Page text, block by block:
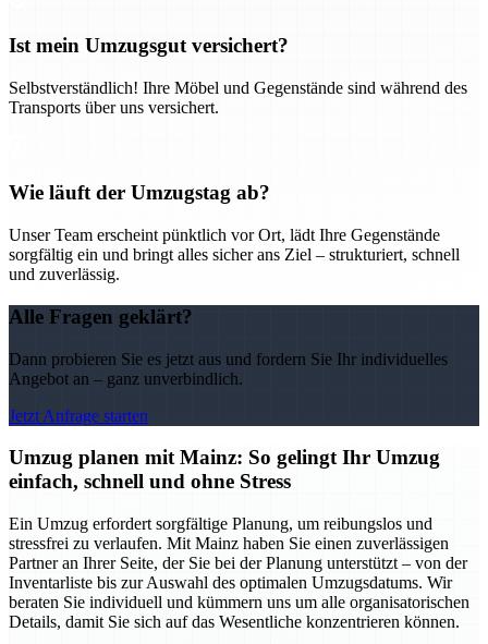
Ist mein Umzugsgut versichert?
Selbstverständlich! Ihre Möbel und Gegenstände sind während des
Transports über uns versichert.
Wie läuft der Umzugstag ab?
Unser Team erscheint pünktlich vor Ort, lädt Ihre Gegenstände
sorgfältig ein und bringt alles sicher ans Ziel – strukturiert, schnell
und zuverlässig.
Alle Fragen geklärt?
Dann probieren Sie es jetzt aus und fordern Sie Ihr individuelles
Angebot an – ganz unverbindlich.
Jetzt Anfrage starten
Umzug planen mit Mainz: So gelingt Ihr Umzug
einfach, schnell und ohne Stress
Ein Umzug erfordert sorgfältige Planung, um reibungslos und
stressfrei zu verlaufen. Mit Mainz haben Sie einen zuverlässigen
Partner an Ihrer Seite, der Sie bei der Planung unterstützt – von der
Inventarliste bis zur Auswahl des optimalen Umzugsdatums. Wir
beraten Sie individuell und kümmern uns um alle organisatorischen
Details, damit Sie sich auf das Wesentliche konzentrieren können.